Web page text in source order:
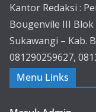
Kantor Redaksi :
Bougenvile III Blok
Sukawangi – Kab.
081290259627,
Menu Links